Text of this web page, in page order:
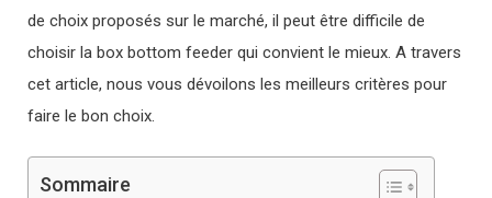
de choix proposés sur le marché, il peut être difficile de
choisir la box bottom feeder qui convient le mieux. A travers
cet article, nous vous dévoilons les meilleurs critères pour
faire le bon choix.
Sommaire